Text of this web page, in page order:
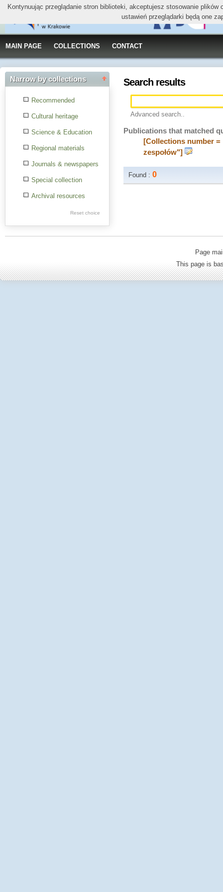
MAIN PAGE COLLECTIONS CONTACT
Narrow by collections
Recommended
Cultural heritage
Science & Education
Regional materials
Journals & newspapers
Special collection
Archival resources
Reset choice
Search results
Advanced search..
Publications that matched
[Collections number =
zespołów"]
Found :0
Page
This page is
Kontynuując przeglądanie stron biblioteki, akceptujesz stosowanie
ustawień przeglądarki będą one